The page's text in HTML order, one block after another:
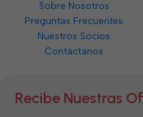
Sobre Nosotros
Preguntas Frecuentes
Nuestros Socios
Contáctanos
Recibe Nuestras